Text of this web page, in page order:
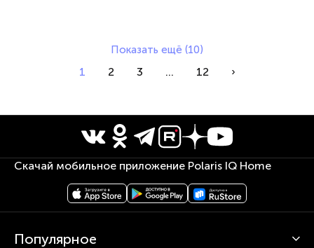
Показать ещё (10)
1 2 3 ... 12 ›
Скачай мобильное приложение Polaris IQ Home
Популярное